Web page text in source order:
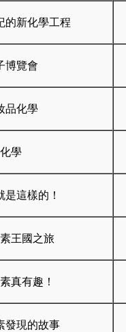
的新化學工程
博覽會
品化學
化學
是這樣的！
王國之旅
真有趣！
發現的故事